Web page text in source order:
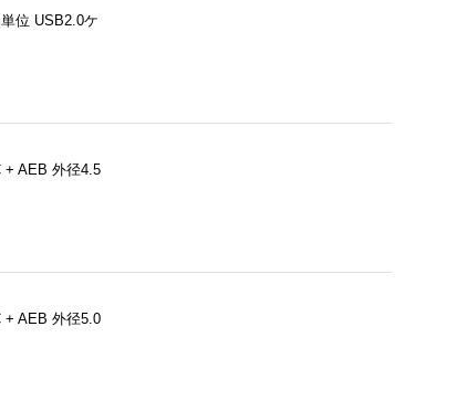
位 USB2.0ケ
+ AEB 外径4.5
+ AEB 外径5.0